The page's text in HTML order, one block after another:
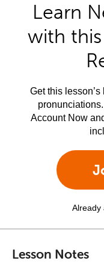
Learn
with this
Get this
Account Now
Already
Lesson Notes